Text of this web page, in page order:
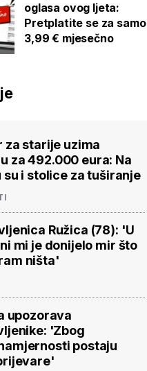
oglasa ovog ljeta:
Pretplatite se za samo
3,99 € mjesečno
za starije uzima
za 492.000 eura: Na
su i stolice za tuširanje
Ružica (78): 'U
mi je donijelo mir što
ništa'
upozorava
'Zbog
postaju